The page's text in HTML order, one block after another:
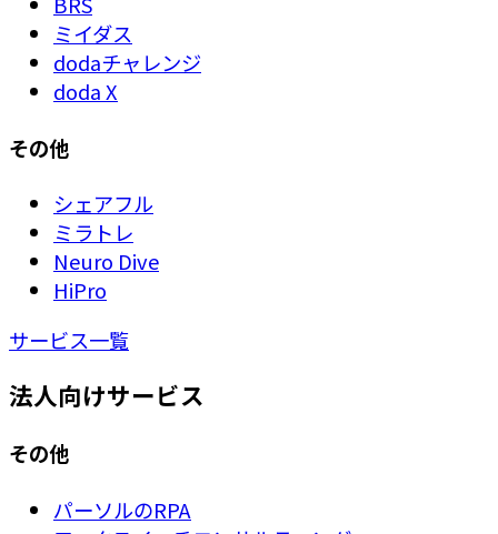
ミイダス
dodaチャレンジ
doda X
その他
シェアフル
ミラトレ
Neuro Dive
HiPro
サービス一覧
法人向けサービス
その他
パーソルのRPA